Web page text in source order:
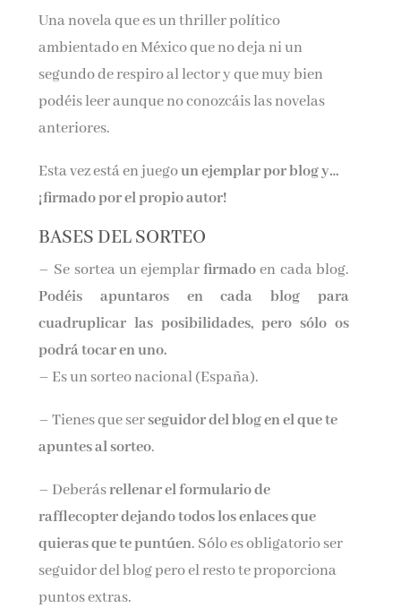
Una novela que es un thriller político
ambientado en México que no deja ni un
segundo de respiro al lector y que muy bien
podéis leer aunque no conozcáis las novelas
anteriores.
Esta vez está en juegoun ejemplar por blog y…
¡firmado por el propio autor!
BASES DEL SORTEO
– Se sortea un ejemplarfirmadoen cada blog.
Podéis apuntaros en cada blog para
cuadruplicar las posibilidades, pero sólo os
podrá tocar en uno.
– Es un sorteo nacional (España).
– Tienes que serseguidor del blog en el que te
apuntes al sorteo.
– Deberásrellenar el formulario de
rafflecopter dejando todos los enlaces que
quieras que te puntúen. Sólo es obligatorio ser
seguidor del blog pero el resto te proporciona
puntos extras.